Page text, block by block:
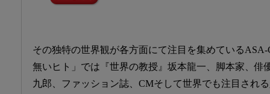
その独特の世界観が各方面にて注目を集めている
無いヒト」では『世界の教授』坂本龍一、脚本家、俳
九郎、ファッション誌、CMそして世界でも注目され